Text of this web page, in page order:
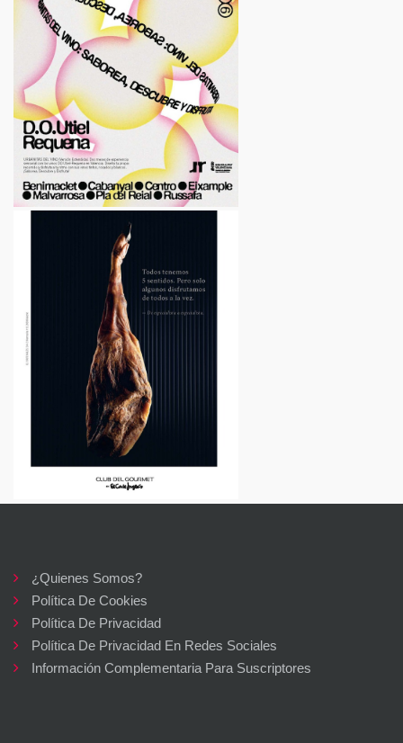
¿Quienes Somos?
Política De Cookies
Política De Privacidad
Política De Privacidad En Redes Sociales
Información Complementaria Para Suscriptores